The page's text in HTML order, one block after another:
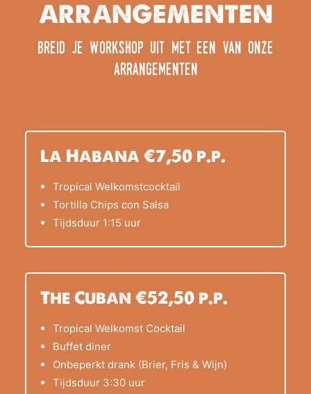
ARRANGEMENTEN
breid je workshop uit met een van onze
arrangementen
La Habana €7,50 p.p.
Tropical Welkomstcocktail
Tortilla Chips con Salsa
Tijdsduur 1:15 uur
The Cuban €52,50 p.p.
Tropical Welkomst Cocktail
Buffet diner
Onbeperkt drank (Brier, Fris & Wijn)
Tijdsduur 3:30 uur